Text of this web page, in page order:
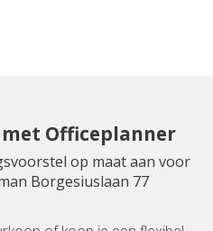
Officeplanner
op maat aan voor
Borgesiuslaan 77